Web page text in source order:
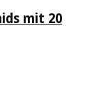
mit 20